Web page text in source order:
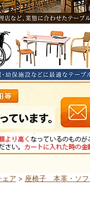
ェア > 座椅子 本革・ソフ